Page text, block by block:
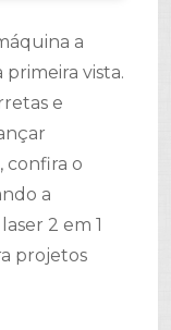
a
primeira vista.
e
confira o
a
2 em 1
projetos